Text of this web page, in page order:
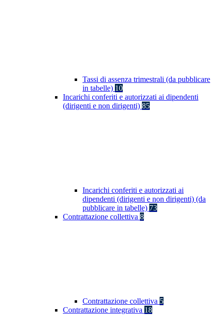
Tassi di assenza trimestrali (da pubblicare
in tabelle) 10
Incarichi conferiti e autorizzati ai dipendenti
(dirigenti e non dirigenti) 85
Incarichi conferiti e autorizzati ai
dipendenti (dirigenti e non dirigenti) (da
pubblicare in tabelle) 73
Contrattazione collettiva 8
Contrattazione collettiva 5
Contrattazione integrativa 18